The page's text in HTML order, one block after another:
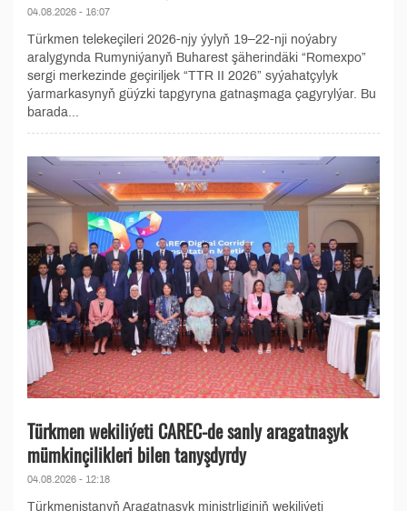
04.08.2026 - 16:07
Türkmen telekeçileri 2026-njy ýylyň 19–22-nji noýabry
aralygynda Rumyniýanyň Buharest şäherindäki “Romexpo”
sergi merkezinde geçiriljek “TTR II 2026” syýahatçylyk
ýarmarkasynyň güýzki tapgyryna gatnaşmaga çagyrylýar. Bu
barada...
Türkmen wekiliýeti CAREC-de sanly aragatnaşyk
mümkinçilikleri bilen tanyşdyrdy
04.08.2026 - 12:18
Türkmenistanyň Aragatnaşyk ministrliginiň wekiliýeti